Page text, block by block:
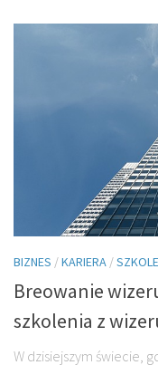
BIZNES /KARIERA /
Breowanie
szkolenia z
W dzisiejszym świecie,